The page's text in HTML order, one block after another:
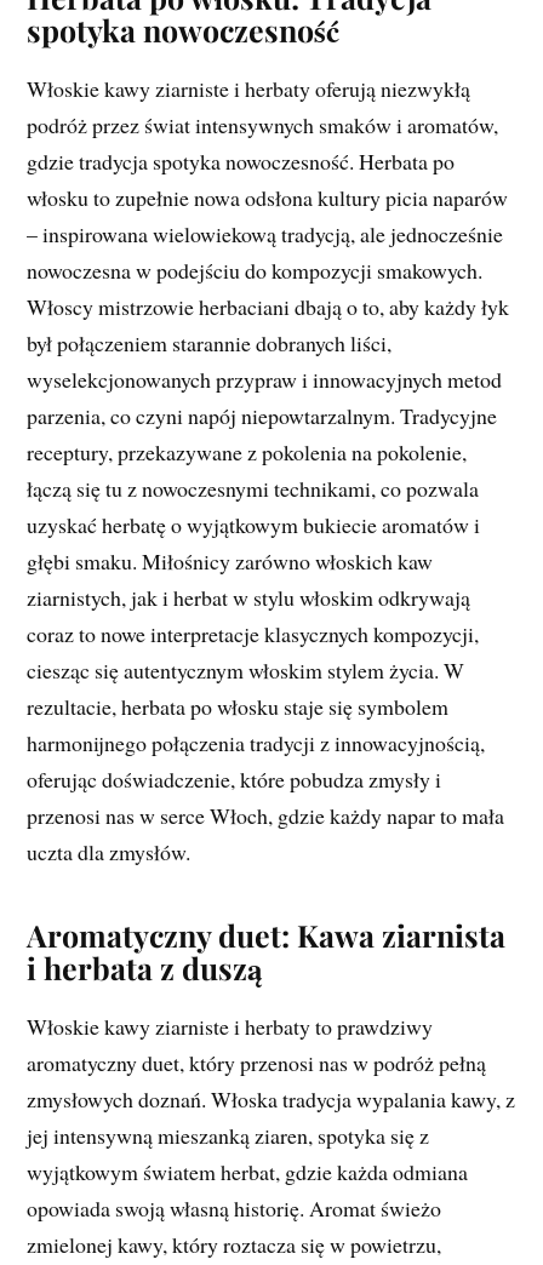
spotyka nowoczesność
Włoskie kawy ziarniste i herbaty oferują niezwykłą
podróż przez świat intensywnych smaków i aromatów,
gdzie tradycja spotyka nowoczesność. Herbata po
włosku to zupełnie nowa odsłona kultury picia naparów
– inspirowana wielowiekową tradycją, ale jednocześnie
nowoczesna w podejściu do kompozycji smakowych.
Włoscy mistrzowie herbaciani dbają o to, aby każdy łyk
był połączeniem starannie dobranych liści,
wyselekcjonowanych przypraw i innowacyjnych metod
parzenia, co czyni napój niepowtarzalnym. Tradycyjne
receptury, przekazywane z pokolenia na pokolenie,
łączą się tu z nowoczesnymi technikami, co pozwala
uzyskać herbatę o wyjątkowym bukiecie aromatów i
głębi smaku. Miłośnicy zarówno włoskich kaw
ziarnistych, jak i herbat w stylu włoskim odkrywają
coraz to nowe interpretacje klasycznych kompozycji,
ciesząc się autentycznym włoskim stylem życia. W
rezultacie, herbata po włosku staje się symbolem
harmonijnego połączenia tradycji z innowacyjnością,
oferując doświadczenie, które pobudza zmysły i
przenosi nas w serce Włoch, gdzie każdy napar to mała
uczta dla zmysłów.
Aromatyczny duet: Kawa ziarnista
i herbata z duszą
Włoskie kawy ziarniste i herbaty to prawdziwy
aromatyczny duet, który przenosi nas w podróż pełną
zmysłowych doznań. Włoska tradycja wypalania kawy, z
jej intensywną mieszanką ziaren, spotyka się z
wyjątkowym światem herbat, gdzie każda odmiana
opowiada swoją własną historię. Aromat świeżo
zmielonej kawy, który roztacza się w powietrzu,